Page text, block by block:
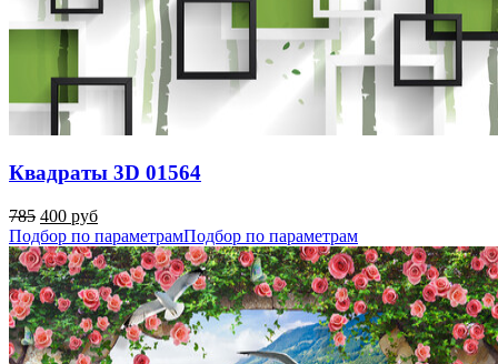
Квадраты 3D 01564
785 400 руб
Подбор по параметрамПодбор по параметрам